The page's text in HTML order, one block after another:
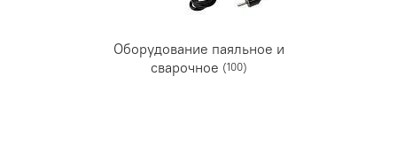
Оборудование паяльное и
сварочное (100)